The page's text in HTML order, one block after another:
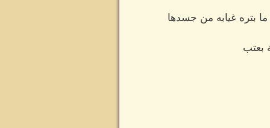
بتره غيابه من جسدها
بعتب